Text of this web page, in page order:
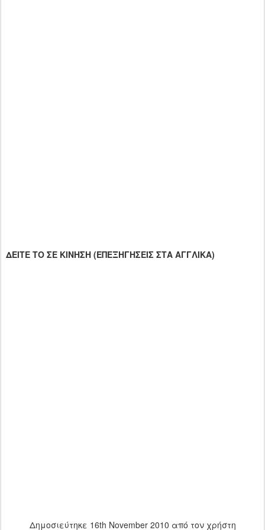
ΔΕΙΤΕ ΤΟ ΣΕ ΚΙΝΗΣΗ (ΕΠΕΞΗΓΗΣΕΙΣ ΣΤΑ ΑΓΓΛΙΚΑ)
Δημοσιεύτηκε 16th November 2010 από τον χρήστη